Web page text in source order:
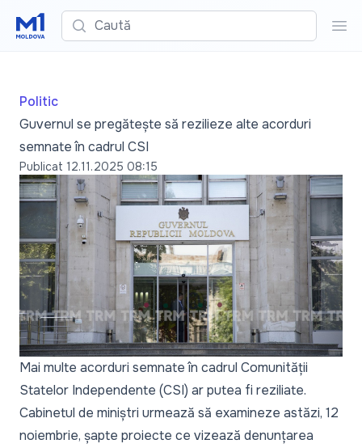
Caută
Politic
Guvernul se pregătește să rezilieze alte acorduri
semnate în cadrul CSI
Publicat 12.11.2025 08:15
Mai multe acorduri semnate în cadrul Comunității
Statelor Independente (CSI) ar putea fi reziliate.
Cabinetul de miniștri urmează să examineze astăzi, 12
noiembrie, șapte proiecte ce vizează denunțarea